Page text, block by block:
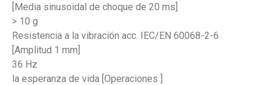
[Media sinusoidal de choque de 20 ms]
> 10 g
Resistencia a la vibración acc. IEC/EN 60068-2-6
[Amplitud 1 mm]
36 Hz
la esperanza de vida [Operaciones ]